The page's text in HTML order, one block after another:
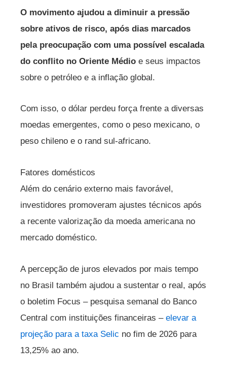
O movimento ajudou a diminuir a pressão
sobre ativos de risco, após dias marcados
pela preocupação com uma possível escalada
do conflito no Oriente Médio e seus impactos
sobre o petróleo e a inflação global.
Com isso, o dólar perdeu força frente a diversas
moedas emergentes, como o peso mexicano, o
peso chileno e o rand sul-africano.
Fatores domésticos
Além do cenário externo mais favorável,
investidores promoveram ajustes técnicos após
a recente valorização da moeda americana no
mercado doméstico.
A percepção de juros elevados por mais tempo
no Brasil também ajudou a sustentar o real, após
o boletim Focus – pesquisa semanal do Banco
Central com instituições financeiras – elevar a
projeção para a taxa Selic no fim de 2026 para
13,25% ao ano.